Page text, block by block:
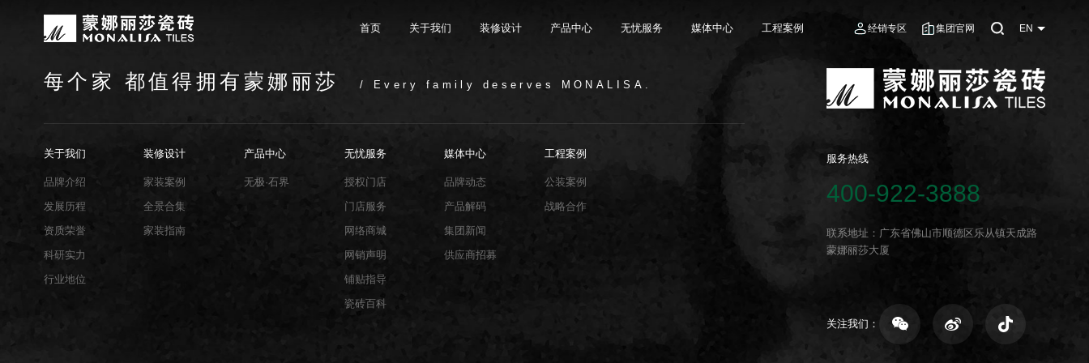
首页 关于我们
品牌介绍
发展历程
资质荣誉
科研实力
行业地位
关于我们
生活空间，产品涵盖陶瓷砖和陶瓷薄板、大板、岩板等品类，秉承“每个家 都值得拥有蒙娜丽
莎”的品牌发展理念，将蒙娜丽莎的微笑作为营销服务的核心精神，使顾客在感受艺术化产品
装修设计
家装案例
全景合集
家装指南
装修设计
套家装案例的应用展示，为大家提供参考和选择。
产品中心
无极·石界 产品中心
计蓝本，融合当代的材料应用美学，以多纹理设计、多质感工艺、多规格的动态组合打破常
规、重构空间法则，实现情绪空间的无限表达，为人们提供源源不断的美学灵感，创造无界
无忧服务
授权门店
门店服务
网络商城
网销声明
铺贴指导
无忧服务
费者带来更多的消费与体验场景。与此同时，蒙娜丽莎对服务体系进行全新升级，推出“微笑
服务”体系以及“密缝铺贴”系统，全面打通陶瓷大板岩板销售的“最后一公里”，解决消费者家装
媒体中心
品牌动态
产品解码
集团新闻
供应商招募
媒体中心
服务所带来的精神回报，满足人们多样的生活方式需求。
工程案例
公装案例
战略合作
工程案例
务，为陶瓷行业和房地产企业的战略合作业务树立典范。
经销专区 集团官网 EN
每个家 都值得拥有蒙娜丽莎 / Every family deserves MONALISA.
关于我们
品牌介绍
发展历程
资质荣誉
科研实力
行业地位
装修设计
家装案例
全景合集
家装指南
产品中心
无极·石界
无忧服务
授权门店
门店服务
网络商城
网销声明
铺贴指导
瓷砖百科
媒体中心
品牌动态
产品解码
集团新闻
供应商招募
工程案例
公装案例
战略合作
服务热线
400-922-3888
联系地址：广东省佛山市顺德区乐从镇天成路
蒙娜丽莎大厦
关注我们：